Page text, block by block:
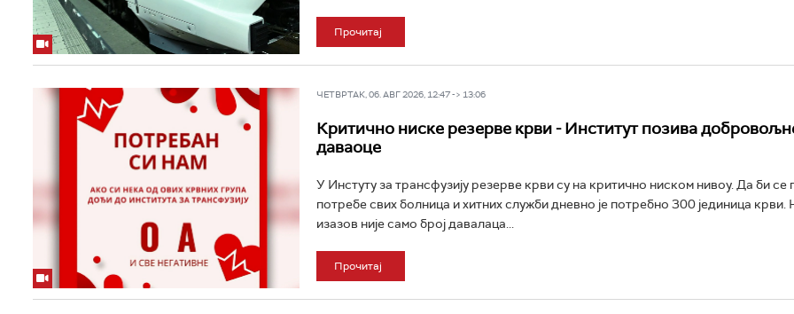
Прочитај
ЧЕТВРТАК, 06. АВГ 2026, 12:47 -> 13:06
Критично ниске резерве крви - Институт позива
даваоце
У Инстуту за трансфузију резерве крви су на критично ниском нивоу. Да би
потребе свих болница и хитних служби дневно је потребно 300 јединица крви.
изазов није само број давалаца...
Прочитај